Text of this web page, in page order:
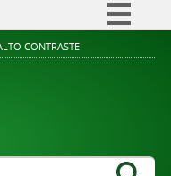
Simplifique!
Legislação
CONTRASTE